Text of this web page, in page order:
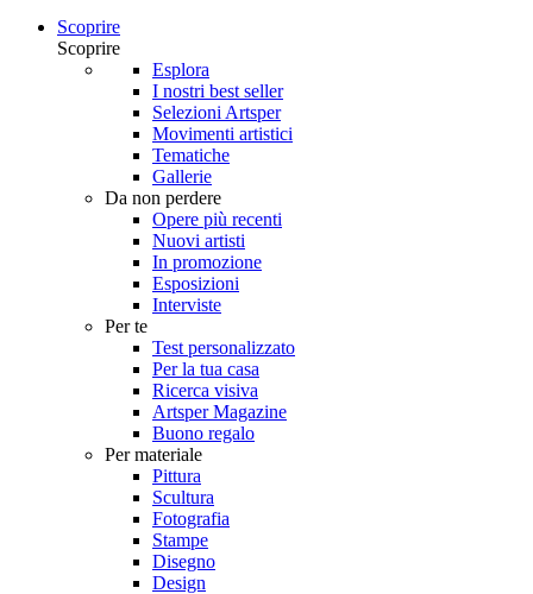
Scoprire
Scoprire
Esplora
I nostri best seller
Selezioni Artsper
Movimenti artistici
Tematiche
Gallerie
Da non perdere
Opere più recenti
Nuovi artisti
In promozione
Esposizioni
Interviste
Per te
Test personalizzato
Per la tua casa
Ricerca visiva
Artsper Magazine
Buono regalo
Per materiale
Pittura
Scultura
Fotografia
Stampe
Disegno
Design